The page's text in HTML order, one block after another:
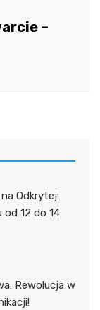
–
Odkrytej:
od 12 do 14
Rewolucja w